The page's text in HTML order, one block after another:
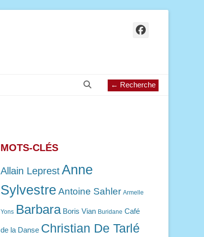
Facebook
← Recherche
Recherche
MOTS-CLÉS
Allain LeprestAnne
Sylvestre Antoine Sahler Armelle
Yons Barbara Boris Vian Buridane Café
de la Danse Christian De Tarlé